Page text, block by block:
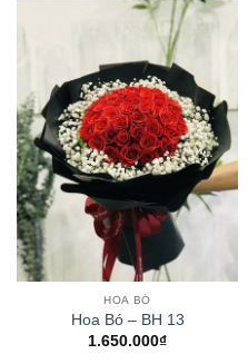
HOA BÓ
Hoa Bó – BH 13
1.650.000₫